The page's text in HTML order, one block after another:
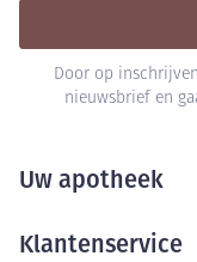
Door op
nieuwsbrief en
Uw apotheek
Klantenservice